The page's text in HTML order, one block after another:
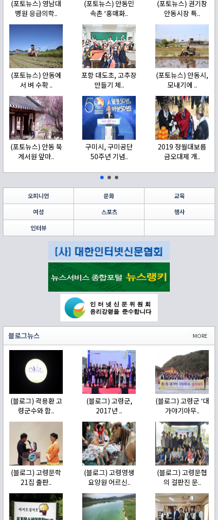
(포토뉴스) 영남대
병원 응급의학..
(포토뉴스) 안동민
속촌 ‘홍매화..
(포토뉴스) 권기창
안동시장 특..
(포토뉴스) 안동에
서 벼 수확 ..
포항 대도초, 고추장
만들기 체..
(포토뉴스) 안동시,
모내기에 ..
(포토뉴스) 안동 묵
계서원 앞마..
구미시, 구미공단
50주년 기념..
2019 정월대보름
금오대제 개..
오피니언 문화
교육
여성
스포츠
행사
인터뷰
MORE
블로그뉴스
(블로그) 곽용환 고
령군수와 함..
(블로그) 고령군,
2017년 ..
(블로그) 고령군 ‘대
가야기마무..
(블로그) 고령문학
21집 출판..
(블로그) 고령영생
요양원 어르신..
(블로그) 고령문협
의 걸판진 문..